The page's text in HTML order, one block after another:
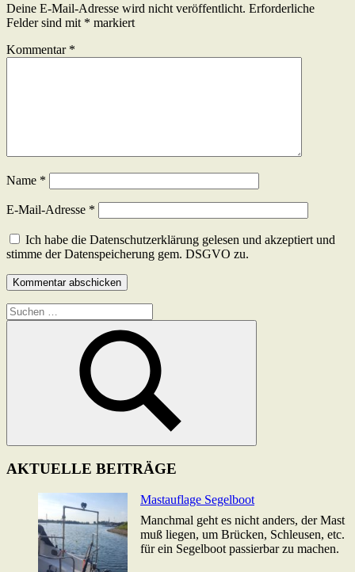
Deine E-Mail-Adresse wird nicht veröffentlicht. Erforderliche
Felder sind mit * markiert
Kommentar *
Name *
E-Mail-Adresse *
Ich habe die Datenschutzerklärung gelesen und akzeptiert und
stimme der Datenspeicherung gem. DSGVO zu.
Suchen
nach:
Suchen
AKTUELLE BEITRÄGE
Mastauflage Segelboot
Manchmal geht es nicht anders, der Mast
muß liegen, um Brücken, Schleusen, etc.
für ein Segelboot passierbar zu machen.